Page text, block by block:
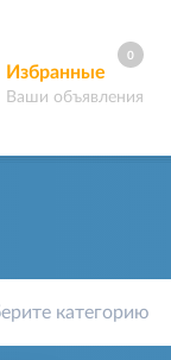
Избранные
0
Ваши объявления
категорию